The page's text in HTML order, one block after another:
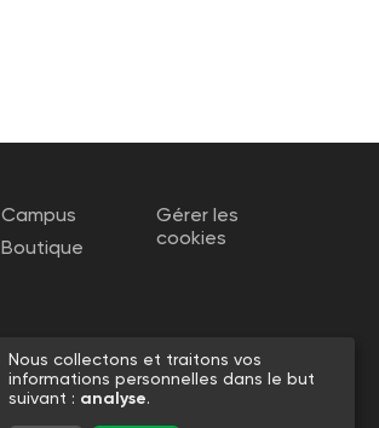
Campus
Boutique
Gérer les
cookies
Nous collectons et traitons vos
informations personnelles dans le but
suivant : analyse.